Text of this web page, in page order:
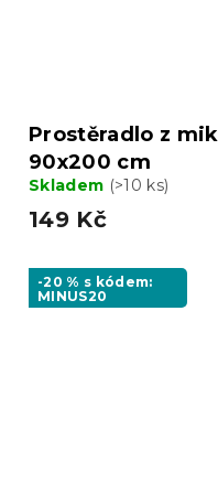
Prostěradlo z
90x200 cm
Skladem (>10 ks)
149 Kč
-20 % s kódem:
MINUS20